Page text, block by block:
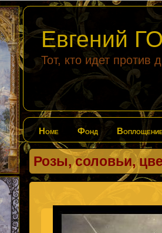
Евгений
Тот, кто идет против
Home Фонд
Розы, соловьи,